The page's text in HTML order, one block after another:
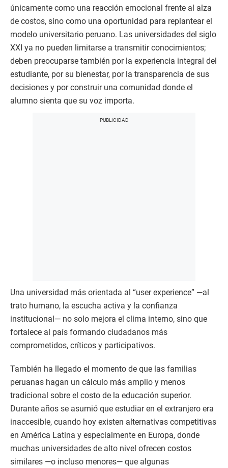
únicamente como una reacción emocional frente al alza
de costos, sino como una oportunidad para replantear el
modelo universitario peruano. Las universidades del siglo
XXI ya no pueden limitarse a transmitir conocimientos;
deben preocuparse también por la experiencia integral del
estudiante, por su bienestar, por la transparencia de sus
decisiones y por construir una comunidad donde el
alumno sienta que su voz importa.
Una universidad más orientada al “user experience” —al
trato humano, la escucha activa y la confianza
institucional— no solo mejora el clima interno, sino que
fortalece al país formando ciudadanos más
comprometidos, críticos y participativos.
También ha llegado el momento de que las familias
peruanas hagan un cálculo más amplio y menos
tradicional sobre el costo de la educación superior.
Durante años se asumió que estudiar en el extranjero era
inaccesible, cuando hoy existen alternativas competitivas
en América Latina y especialmente en Europa, donde
muchas universidades de alto nivel ofrecen costos
similares —o incluso menores— que algunas